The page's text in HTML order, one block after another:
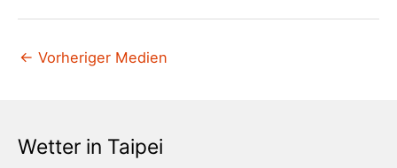
← Vorheriger Medien
Wetter in Taipei